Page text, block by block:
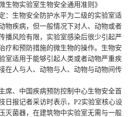
生物实验室生物安全通用准则》
定：生物安全防护水平为二级的实验室适
物疾病，但一般情况下对人、动物或者
播风险有限，实验室感染后很少引起严
疗和预防措施的微生物的操作。生物安
室适用于能够引起人类或者动物严重疾
在人与人、动物与人、动物与动物间传
席、中国疾病预防控制中心生物安全首
日报记者采访时表示，P2实验室核心设
灭菌器，在建筑物中实验室无需与一般